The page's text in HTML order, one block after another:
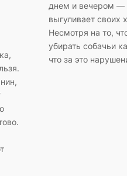
днем и вечером —
выгуливает
Несмотря на то,
убирать собачьи
что за это